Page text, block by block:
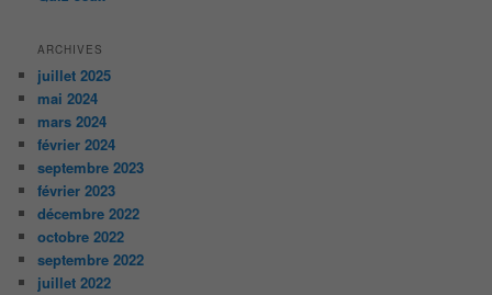
ARCHIVES
juillet 2025
mai 2024
mars 2024
février 2024
septembre 2023
février 2023
décembre 2022
octobre 2022
septembre 2022
juillet 2022